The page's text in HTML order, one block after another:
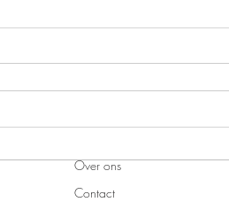
Over ons
Contact